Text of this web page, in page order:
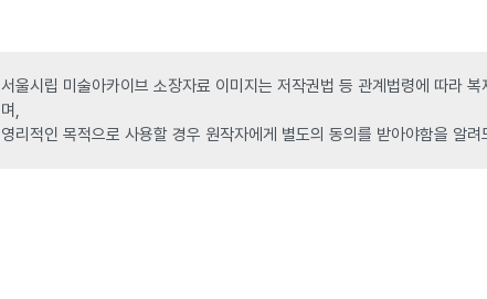
서울시립 미술아카이브 소장자료 이미지는 저작권법 등 관계법령에 따라
며,
영리적인 목적으로 사용할 경우 원작자에게 별도의 동의를 받아야함을 알려